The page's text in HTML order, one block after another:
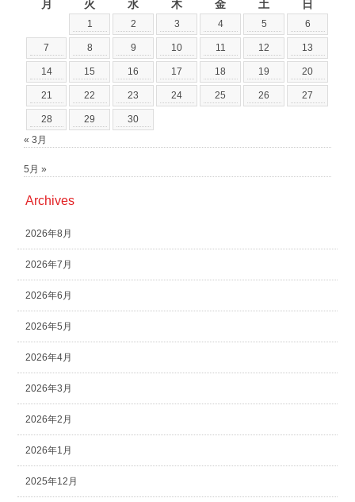
月 火 水 木 金 土 日
1 2 3 4 5 6
7 8 9 10 11 12 13
14 15 16 17 18 19 20
21 22 23 24 25 26 27
28 29
30
« 3月
5月 »
Archives
2026年8月
2026年7月
2026年6月
2026年5月
2026年4月
2026年3月
2026年2月
2026年1月
2025年12月